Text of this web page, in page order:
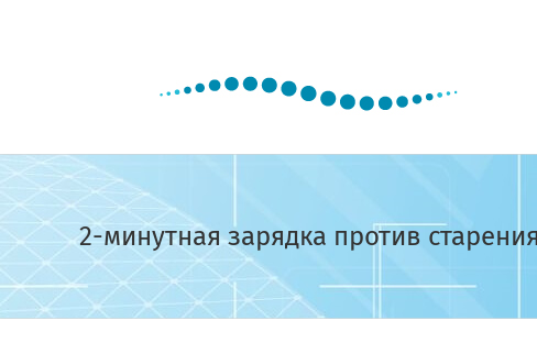
2-минутная зарядка против старения